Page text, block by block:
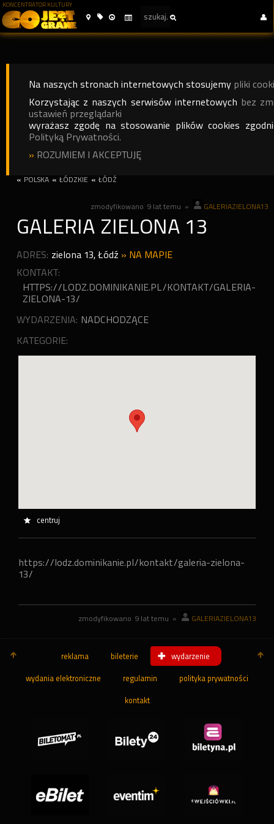
KONCENTRATOR KULTURY
Na naszych stronach internetowych stosujemy pliki
Korzystając z naszych serwisów internetowych bez
ustawień przeglądarki
wyrażasz zgodę na stosowanie plików cookies
Polityką Prywatności.
» ROZUMIEM I AKCEPTUJĘ
« POLSKA « ŁÓDZKIE « ŁÓDŹ
zmodyfikowano 9 lat temu » GALERIAZIELONA13
GALERIA ZIELONA 13
ADRES: zielona 13,Łódź » NA MAPIE
KONTAKT:
HTTPS://LODZ.DOMINIKANIE.PL/KONTAKT/GALERIA-
ZIELONA-13/
WYDARZENIA: NADCHODZĄCE
KATEGORIE:
centruj
https://lodz.dominikanie.pl/kontakt/galeria-zielona-
13/
zmodyfikowano 9 lat temu » GALERIAZIELONA13
reklama bileterie wydarzenie
wydania elektroniczne regulamin polityka prywatności
kontakt